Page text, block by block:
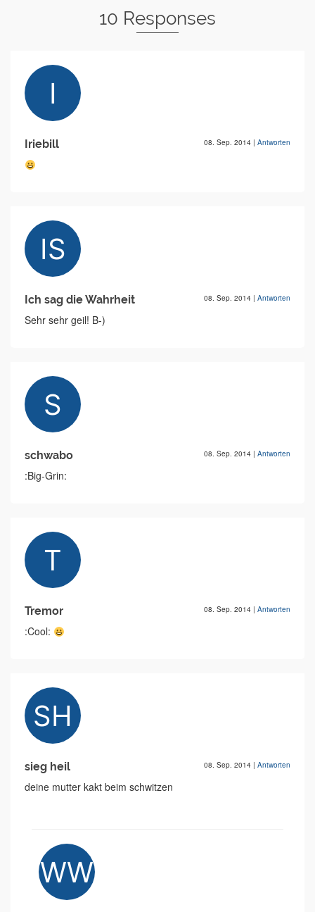
10 Responses
Iriebill 08. Sep. 2014 | Antworten
Ich sag die Wahrheit 08. Sep. 2014 | Antworten
Sehr sehr geil! B-)
schwabo 08. Sep. 2014 | Antworten
:Big-Grin:
Tremor 08. Sep. 2014 | Antworten
:Cool:
sieg heil 08. Sep. 2014 | Antworten
deine mutter kakt beim schwitzen